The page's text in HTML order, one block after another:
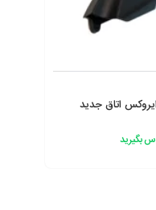
اتاق جدید
بگیرید